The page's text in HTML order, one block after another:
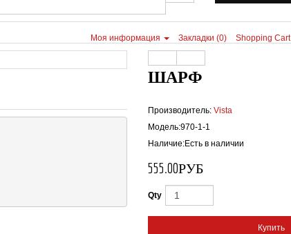
Моя информация Закладки (0) Shopping Cart
ШАРФ
Производитель:Vista
Модель:970-1-1
Наличие:Есть в наличии
555.00РУБ
Qty
Купить